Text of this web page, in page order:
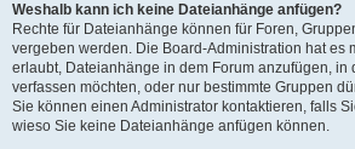
Weshalb kann ich keine Dateianhänge anfügen?
Rechte für Dateianhänge können für Foren,
vergeben werden. Die Board-Administration hat es
erlaubt, Dateianhänge in dem Forum anzufügen, in
verfassen möchten, oder nur bestimmte Gruppen
Sie können einen Administrator kontaktieren, falls
wieso Sie keine Dateianhänge anfügen können.